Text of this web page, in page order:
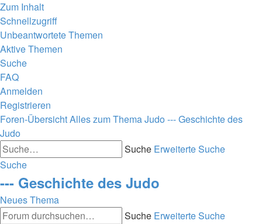
Zum Inhalt
Schnellzugriff
Unbeantwortete Themen
Aktive Themen
Suche
FAQ
Anmelden
Registrieren
Foren-ÜbersichtAlles zum Thema Judo --- Geschichte des
Judo
Suche Erweiterte Suche
Suche
--- Geschichte des Judo
Neues Thema
Suche Erweiterte Suche